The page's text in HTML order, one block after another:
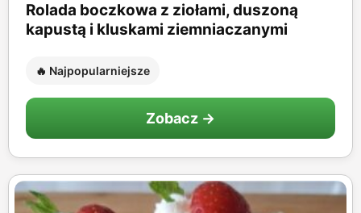
Rolada boczkowa z ziołami, duszoną
kapustą i kluskami ziemniaczanymi
🔥 Najpopularniejsze
Zobacz →